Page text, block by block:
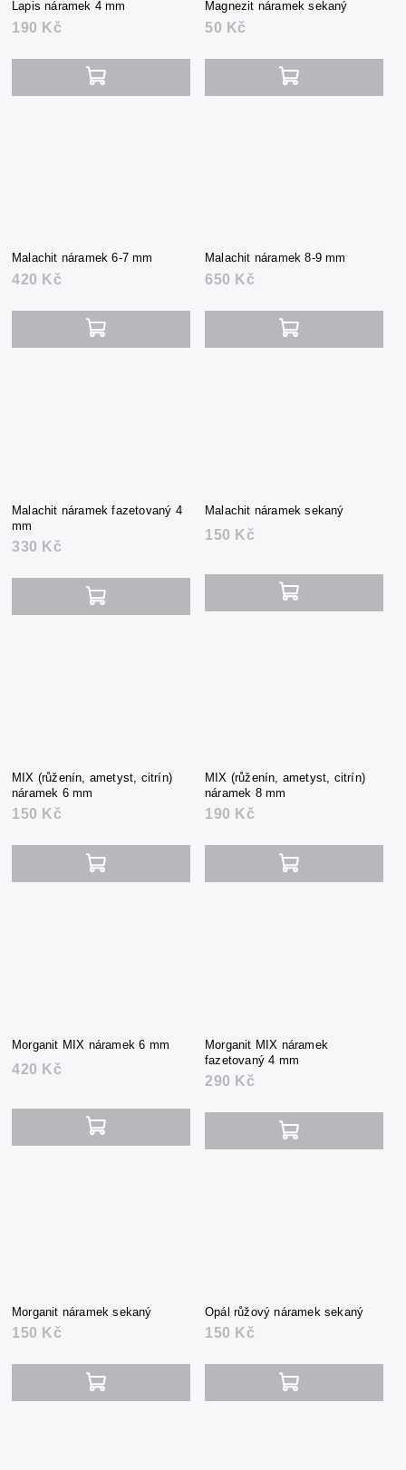
Lapis náramek 4 mm
190 Kč
Magnezit náramek sekaný
50 Kč
Malachit náramek 6-7 mm
420 Kč
Malachit náramek 8-9 mm
650 Kč
Malachit náramek fazetovaný 4
mm
330 Kč
Malachit náramek sekaný
150 Kč
MIX (růženín, ametyst, citrín)
náramek 6 mm
150 Kč
MIX (růženín, ametyst, citrín)
náramek 8 mm
190 Kč
Morganit MIX náramek 6 mm
420 Kč
Morganit MIX náramek
fazetovaný 4 mm
290 Kč
Morganit náramek sekaný
150 Kč
Opál růžový náramek sekaný
150 Kč